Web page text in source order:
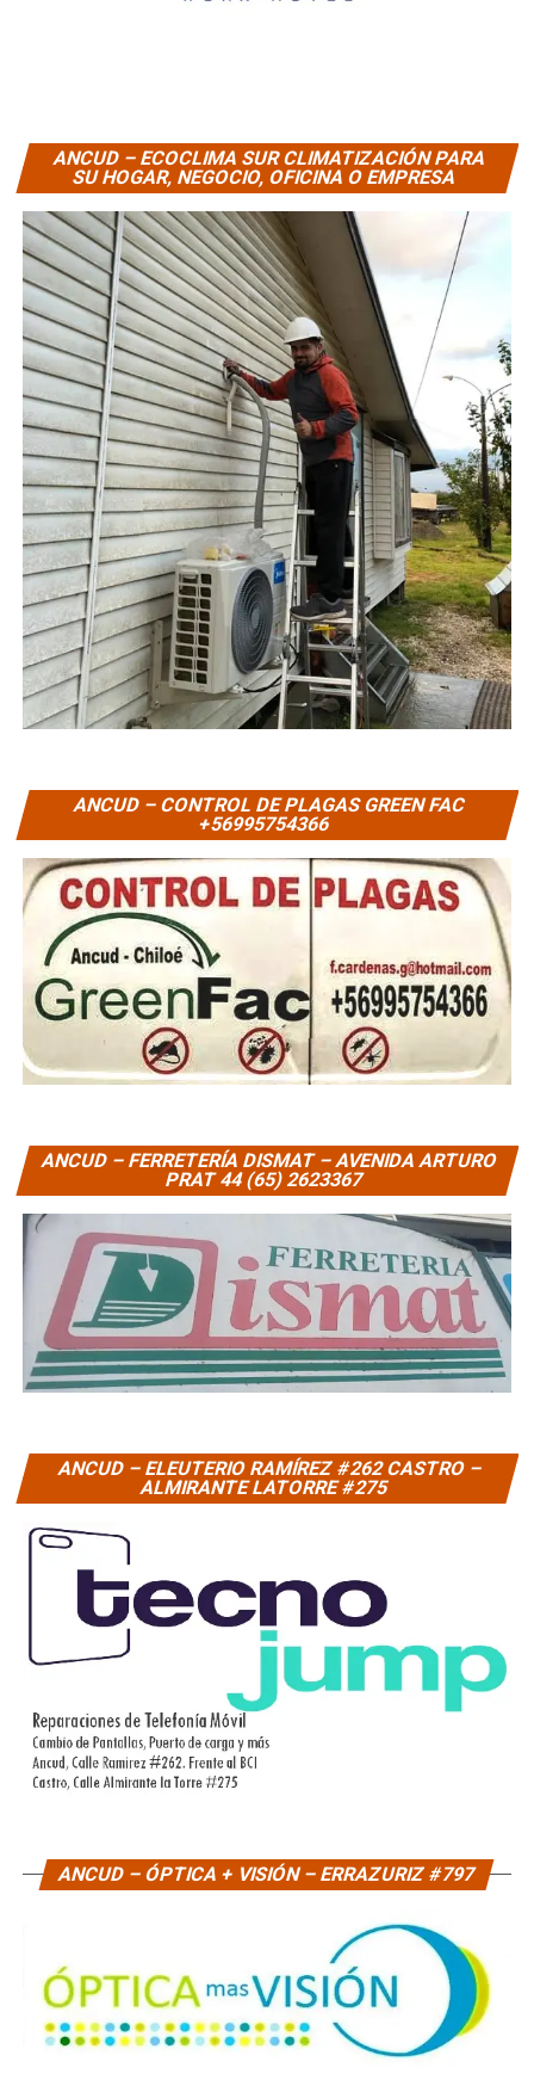
ANCUD – ECOCLIMA SUR CLIMATIZACIÓN PARA
SU HOGAR, NEGOCIO, OFICINA O EMPRESA
ANCUD – CONTROL DE PLAGAS GREEN FAC
+56995754366
ANCUD – FERRETERÍA DISMAT – AVENIDA ARTURO
PRAT 44 (65) 2623367
ANCUD – ELEUTERIO RAMÍREZ #262 CASTRO –
ALMIRANTE LATORRE #275
ANCUD – ÓPTICA + VISIÓN – ERRAZURIZ #797